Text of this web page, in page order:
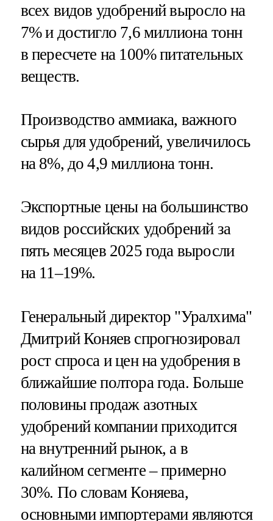
всех видов удобрений выросло на
7% и достигло 7,6 миллиона тонн
в пересчете на 100% питательных
веществ.
Производство аммиака, важного
сырья для удобрений, увеличилось
на 8%, до 4,9 миллиона тонн.
Экспортные цены на большинство
видов российских удобрений за
пять месяцев 2025 года выросли
на 11–19%.
Генеральный директор "Уралхима"
Дмитрий Коняев спрогнозировал
рост спроса и цен на удобрения в
ближайшие полтора года. Больше
половины продаж азотных
удобрений компании приходится
на внутренний рынок, а в
калийном сегменте – примерно
30%. По словам Коняева,
основными импортерами являются